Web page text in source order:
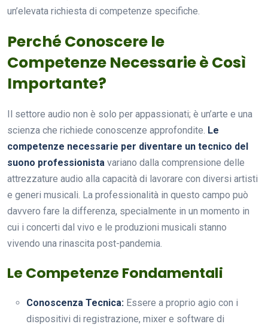
un’elevata richiesta di competenze specifiche.
Perché Conoscere le
Competenze Necessarie è Così
Importante?
Il settore audio non è solo per appassionati; è un’arte e una
scienza che richiede conoscenze approfondite. Le
competenze necessarie per diventare un tecnico del
suono professionista variano dalla comprensione delle
attrezzature audio alla capacità di lavorare con diversi artisti
e generi musicali. La professionalità in questo campo può
davvero fare la differenza, specialmente in un momento in
cui i concerti dal vivo e le produzioni musicali stanno
vivendo una rinascita post-pandemia.
Le Competenze Fondamentali
Conoscenza Tecnica: Essere a proprio agio con i
dispositivi di registrazione, mixer e software di